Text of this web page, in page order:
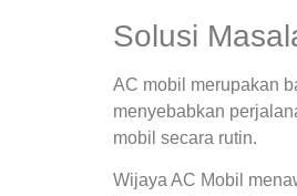
Solusi
AC mobil merupakan
menyebabkan
mobil secara rutin.
Wijaya AC Mobil